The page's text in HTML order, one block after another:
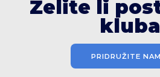
Želite li
PRIDRUŽITE